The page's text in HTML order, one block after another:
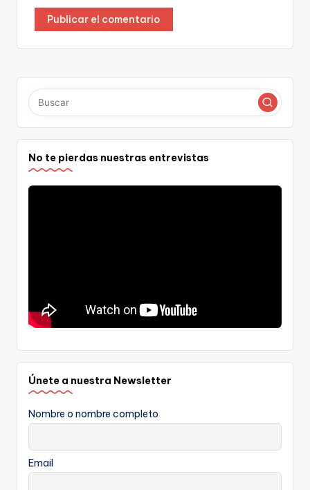
No te pierdas nuestras entrevistas
Únete a nuestra Newsletter
Nombre o nombre completo
Email